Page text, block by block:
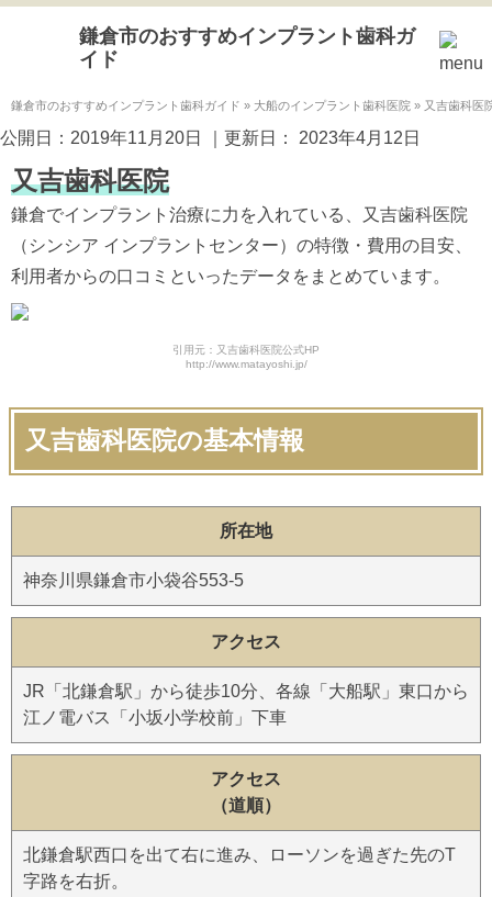
鎌倉市のおすすめインプラント歯科ガ
イド
鎌倉市のおすすめインプラント歯科ガイド » 大船のインプラント歯科医院 » 又吉歯科医
公開日： 2019年11月20日 ｜更新日： 2023年4月12日
又吉歯科医院
鎌倉でインプラント治療に力を入れている、又吉歯科医院
（シンシア インプラントセンター）の特徴・費用の目安、
利用者からの口コミといったデータをまとめています。
引用元：又吉歯科医院公式HP
http://www.matayoshi.jp/
又吉歯科医院の基本情報
所在地
神奈川県鎌倉市小袋谷553-5
アクセス
JR「北鎌倉駅」から徒歩10分、各線「大船駅」東口から
江ノ電バス「小坂小学校前」下車
アクセス
（道順）
北鎌倉駅西口を出て右に進み、ローソンを過ぎた先のT
字路を右折。